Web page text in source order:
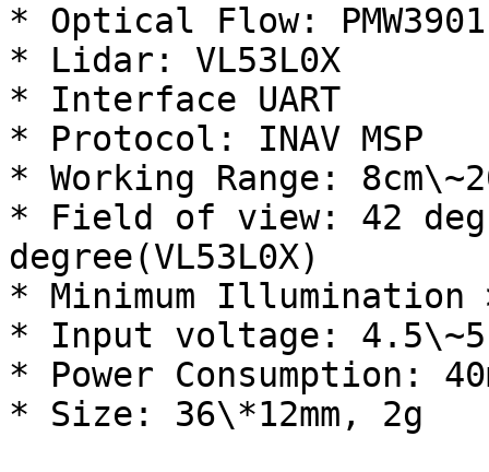
* Optical Flow: PMW3901
* Lidar: VL53L0X
* Interface UART
* Protocol: INAV MSP
* Working Range:
* Field of view: 42
degree(VL53L0X)
* Minimum Illumination
* Input voltage:
* Power Consumption:
* Size: 36\*12mm, 2g